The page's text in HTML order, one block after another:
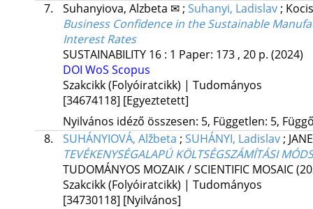
7.
Suhanyiova, Alzbeta ✉; Suhanyi, Ladislav;
Business Confidence in the Sustainable
Interest Rates
SUSTAINABILITY 16: 1 Paper: 173 , 20 p. (2024)
DOI WoS Scopus
Szakcikk (Folyóiratcikk) | Tudományos
[34674118] [Egyeztetett]
Nyilvános idéző összesen: 5, Független: 5,
8.
SUHÁNYIOVÁ, Alžbeta ; SUHÁNYI, Ladislav;
TEVÉKENYSÉGALAPÚ KÖLTSÉGSZÁMÍTÁSI
TUDOMÁNYOS MOZAIK / SCIENTIFIC MOSAIC
Szakcikk (Folyóiratcikk) | Tudományos
[34730118] [Nyilvános]